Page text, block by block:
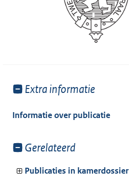
Toon
van:
Extra informatie
Informatie over publicatie
Toon
van:
Gerelateerd
Publicaties in kamerdossier